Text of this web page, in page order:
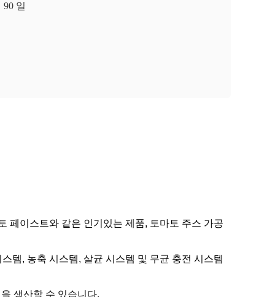
90 일
페이스트와 같은 인기있는 제품, 토마토 주스 가공
템, 농축 시스템, 살균 시스템 및 무균 충전 시스템
생산할 수 있습니다.